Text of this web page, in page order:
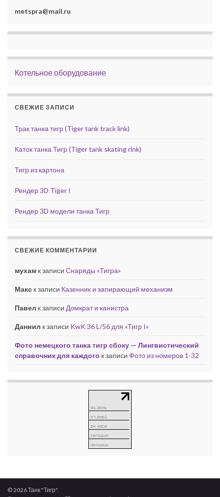
metspra@mail.ru
Котельное оборудование
СВЕЖИЕ ЗАПИСИ
Трак танка тигр (Tiger tank track link)
Каток танка Тигр (Tiger tank skating rink)
Тигр из картона
Рендер 3D Tiger I
Рендер 3D модели танка Тигр
СВЕЖИЕ КОММЕНТАРИИ
мухам к записи Снаряды «Тигра»
Макс к записи Казенник и запирающий механизм
Павел к записи Домкрат и канистра
Даниил к записи KwK 36 L/56 для «Тигр I»
Фото немецкого танка тигр сбоку — Лингвистический
справочник для каждого к записи Фото из номеров 1-32
© 2026 Танк "Тигр".